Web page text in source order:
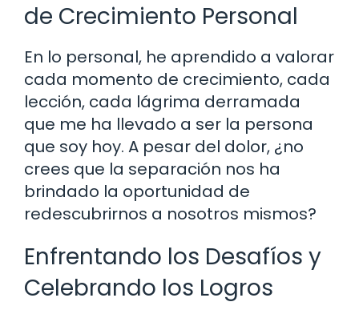
de Crecimiento Personal
En lo personal, he aprendido a valorar
cada momento de crecimiento, cada
lección, cada lágrima derramada
que me ha llevado a ser la persona
que soy hoy. A pesar del dolor, ¿no
crees que la separación nos ha
brindado la oportunidad de
redescubrirnos a nosotros mismos?
Enfrentando los Desafíos y
Celebrando los Logros